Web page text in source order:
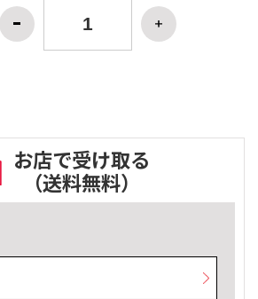
お店で受け取る
（送料無料）